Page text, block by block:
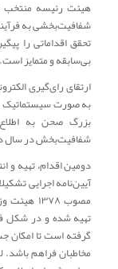
هیئت رئیسه منتخب
شفافیت‌بخشی به
تحقق اقداماتی را
بی‌سابقه و متمایز است.
ارتقای رای‌گیری
به صورت سیستماتیک
بزرگ صحن به
شفافیت‌بخش در سال
دومین اقدام، تهیه و
آیین‌نامه اجرایی
مصوب
گرفته است تا امکان
مخاطبان فراهم